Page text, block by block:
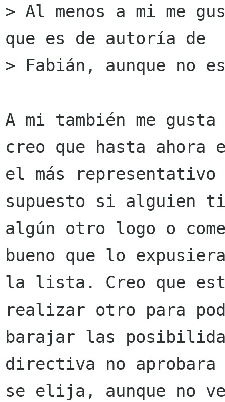
> Al menos a mi me
que es de autoría de
> Fabián, aunque no
A mi también me
creo que hasta ahora
el más
supuesto si alguien
algún otro logo o
bueno que lo
la lista. Creo que
realizar otro para
barajar las
directiva no aprobara
se elija, aunque no